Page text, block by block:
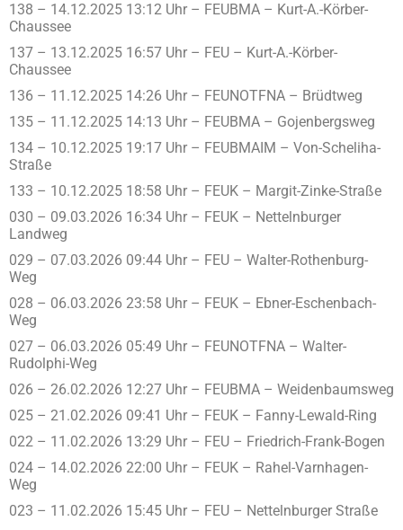
138 – 14.12.2025 13:12 Uhr – FEUBMA – Kurt-A.-Körber-
Chaussee
137 – 13.12.2025 16:57 Uhr – FEU – Kurt-A.-Körber-
Chaussee
136 – 11.12.2025 14:26 Uhr – FEUNOTFNA – Brüdtweg
135 – 11.12.2025 14:13 Uhr – FEUBMA – Gojenbergsweg
134 – 10.12.2025 19:17 Uhr – FEUBMAIM – Von-Scheliha-
Straße
133 – 10.12.2025 18:58 Uhr – FEUK – Margit-Zinke-Straße
030 – 09.03.2026 16:34 Uhr – FEUK – Nettelnburger
Landweg
029 – 07.03.2026 09:44 Uhr – FEU – Walter-Rothenburg-
Weg
028 – 06.03.2026 23:58 Uhr – FEUK – Ebner-Eschenbach-
Weg
027 – 06.03.2026 05:49 Uhr – FEUNOTFNA – Walter-
Rudolphi-Weg
026 – 26.02.2026 12:27 Uhr – FEUBMA – Weidenbaumsweg
025 – 21.02.2026 09:41 Uhr – FEUK – Fanny-Lewald-Ring
022 – 11.02.2026 13:29 Uhr – FEU – Friedrich-Frank-Bogen
024 – 14.02.2026 22:00 Uhr – FEUK – Rahel-Varnhagen-
Weg
023 – 11.02.2026 15:45 Uhr – FEU – Nettelnburger Straße